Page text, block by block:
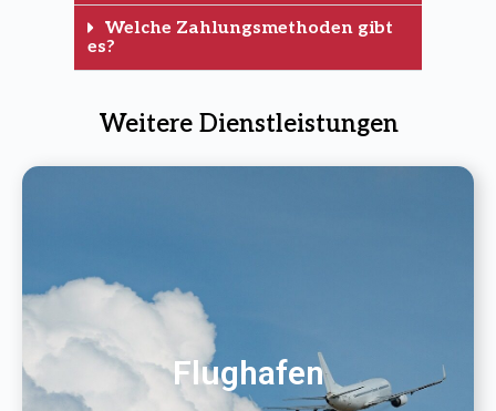
Welche Zahlungsmethoden gibt
es?
Weitere Dienstleistungen
Flughafen